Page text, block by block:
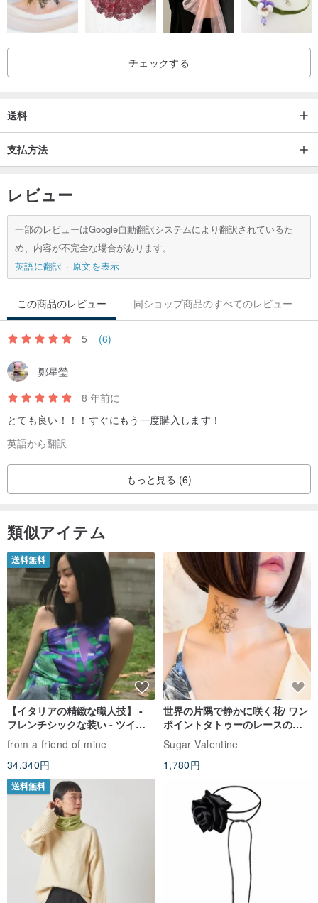
することができます。
シンプルなリラクゼーション - 醸造の新しい選択：李仁（ガラス瓶
いお茶を簡単に手に入れることができます。
材質：ホウケイ酸系耐熱ガラス/ 304ステンレス鋼/食品用PC /シリコ
ーン
耐温度：最低-20℃/最高130℃
内容：二重ガラス醸造ボトルx1
注意：
1.使用前に必ず洗浄を完了してください。
2.ホットドリンクを設置するときは、蓋を締めないでください。圧
力関係で緩んでしまいます。
を燃やさないように飲むときは注意してください。
4.ホットドリンクを入れると、内層の温度によって外層が増えます
材料：高硼珪酸塩耐熱ガラス/ 304ステンレス鋼/食品グレードPC）/
シリコーン
容量：320cc±5％
内容：2層ガラス醸造ボトルx1
注意：
2.ホットドリンクを入れるときはキャップを締めないでください。
圧力がかかって緩むことはありません。
3. 2層ガラスの内面と外面に温度差がありますので、飲んだり慎重
にしてください。
4.ボトルの外面は内面に沿って温度を上げますので、注意してくだ
さい。
起源/製造方法
全体的なデザイン/台湾、醸造ボトル/中国
チェックする
送料
支払方法
レビュー
一部のレビューはGoogle自動翻訳システムにより翻訳されているた
め、内容が不完全な場合があります。
英語に翻訳
原文を表示
この商品のレビュー 同ショップ商品のすべてのレビュー
5 (6)
鄭星瑩
8 年前に
とても良い！！！すぐにもう一度購入します！
英語から翻訳
もっと見る (6)
類似アイテム
送料無料
【イタリアの精緻な職人技】 -
フレンチシックな装い - ツイル
プリントシルクスカーフトップ
ス
from a friend of mine
34,340円
世界の片隅で静かに咲く花/ ワン
ポイントタトゥーのレースのチ
ョーカー SV649
Sugar Valentine
1,780円
送料無料